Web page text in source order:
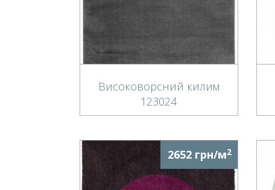
Високоворсний килим
123024
2652 грн/м2